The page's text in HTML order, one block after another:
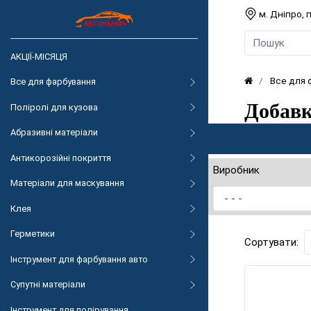
АКЦІЇ-МІСЯЦЯ
Все для фарбування
Поліролі для кузова
Абразивні матеріали
Антикорозійні покриття
Матеріали для маскування
Клея
Герметики
Інструмент для фарбування авто
Супутні матеріали
м. Дніпро,
Все для
Виробник
Сортувати: